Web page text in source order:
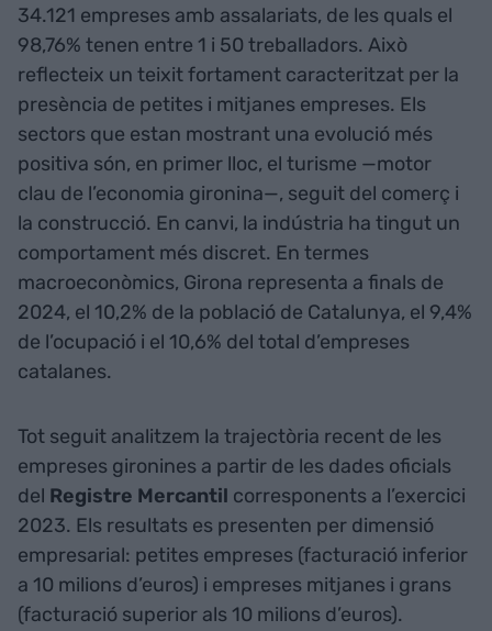
34.121 empreses amb assalariats, de les quals el
98,76% tenen entre 1 i 50 treballadors. Això
reflecteix un teixit fortament caracteritzat per la
presència de petites i mitjanes empreses. Els
sectors que estan mostrant una evolució més
positiva són, en primer lloc, el turisme —motor
clau de l’economia gironina—, seguit del comerç i
la construcció. En canvi, la indústria ha tingut un
comportament més discret. En termes
macroeconòmics, Girona representa a finals de
2024, el 10,2% de la població de Catalunya, el 9,4%
de l’ocupació i el 10,6% del total d’empreses
catalanes.
Tot seguit analitzem la trajectòria recent de les
empreses gironines a partir de les dades oficials
del Registre Mercantil corresponents a l’exercici
2023. Els resultats es presenten per dimensió
empresarial: petites empreses (facturació inferior
a 10 milions d’euros) i empreses mitjanes i grans
(facturació superior als 10 milions d’euros).